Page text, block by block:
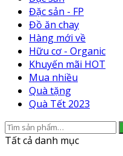
Đặc sản - FP
Đồ ăn chay
Hàng mới về
Hữu cơ - Organic
Khuyến mãi HOT
Mua nhiều
Quà tặng
Quà Tết 2023
Tìm
kiếm:
Tất cả danh mục